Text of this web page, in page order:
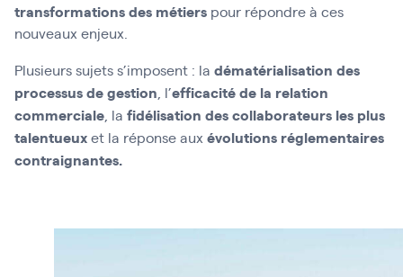
transformations des métiers pour répondre à ces
nouveaux enjeux.
Plusieurs sujets s’imposent : la dématérialisation des
processus de gestion , l’efficacité de la relation
commerciale , la fidélisation des collaborateurs les plus
talentueuxet la réponse aux évolutions réglementaires
contraignantes.